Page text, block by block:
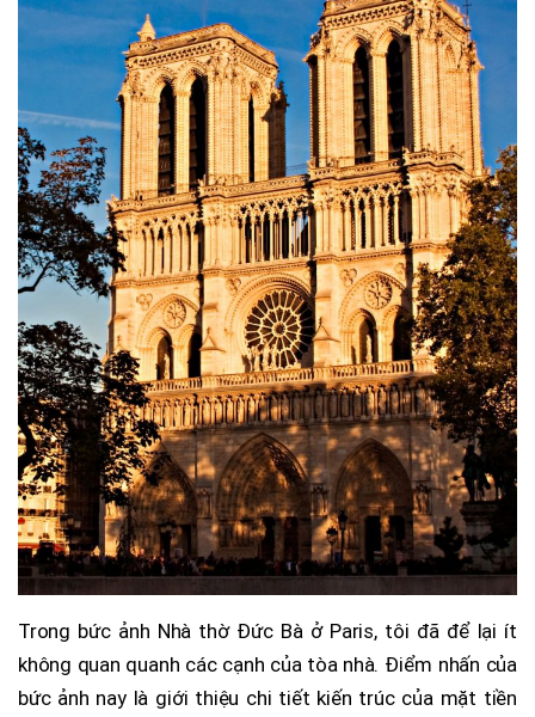
Trong bức ảnh Nhà thờ Đức Bà ở Paris, tôi đã để lại ít
không quan quanh các cạnh của tòa nhà. Điểm nhấn của
bức ảnh nay là giới thiệu chi tiết kiến trúc của mặt tiền